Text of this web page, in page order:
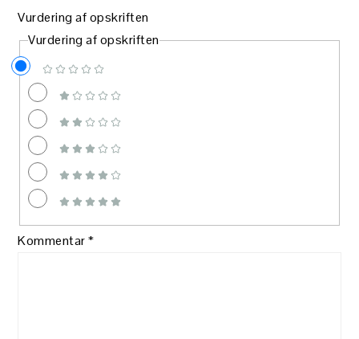
Vurdering af opskriften
Vurdering af opskriften
Kommentar*